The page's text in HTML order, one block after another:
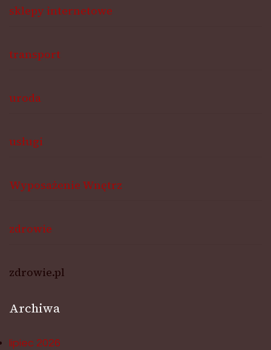
sklepy internetowe
transport
uroda
usługi
Wyposażenie Wnętrz
zdrowie
zdrowie.pl
Archiwa
lipiec 2026